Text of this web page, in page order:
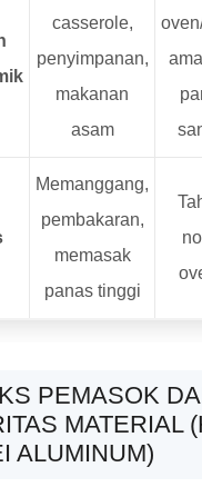
casserole,
penyimpanan,
makanan
asam
Memanggang,
pembakaran,
memasak
panas tinggi
PEMASOK
MATERIAL
ALUMINUM)